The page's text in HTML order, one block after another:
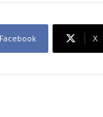
Facebook X